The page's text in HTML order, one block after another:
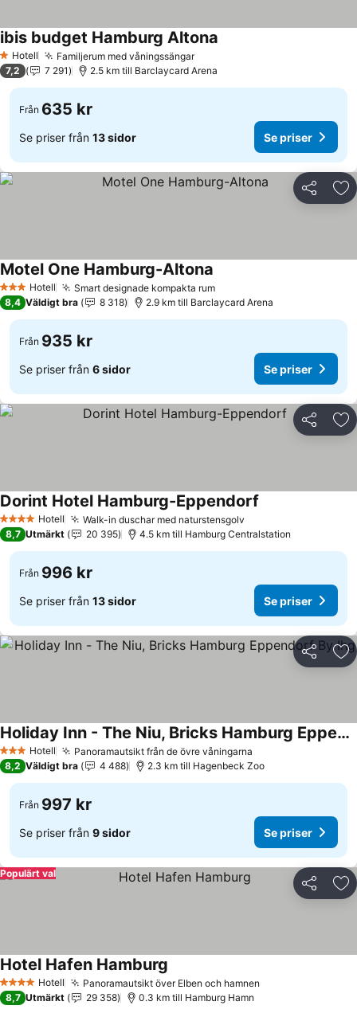
1 Stjärnor
Hotell Familjerum med våningssängar
ibis budget Hamburg Altona
7,2 7 291 2.5 km till Barclaycard Arena
Från 635 kr
Se priser från 13 sidor Se priser
Dela
3 StjärnorHotell Smart designade kompakta rum
Motel One Hamburg-Altona
8,4 Väldigt bra 8 318 2.9 km till Barclaycard Arena
Från 935 kr
Se priser från 6 sidor Se priser
Dela
4 StjärnorHotell Walk-in duschar med naturstensgolv
Dorint Hotel Hamburg-Eppendorf
8,7 Utmärkt 20 395 4.5 km till Hamburg Centralstation
Från 996 kr
Se priser från 13 sidor Se priser
Dela
3 StjärnorHotell Panoramautsikt från de övre våningarna
Holiday Inn - The Niu, Bricks Hamburg Eppendorf By Ihg
8,2 Väldigt bra 4 488 2.3 km till Hagenbeck Zoo
Från 997 kr
Se priser från 9 sidor Se priser
Dela
Populärt val
4 StjärnorHotell Panoramautsikt över Elben och hamnen
Hotel Hafen Hamburg
8,7 Utmärkt 29 358 0.3 km till Hamburg Hamn